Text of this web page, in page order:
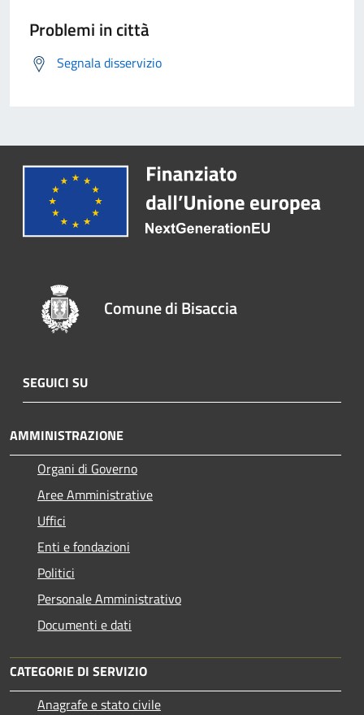
Problemi in città
Segnala disservizio
Comune di Bisaccia
SEGUICI SU
AMMINISTRAZIONE
Organi di Governo
Aree Amministrative
Uffici
Enti e fondazioni
Politici
Personale Amministrativo
Documenti e dati
CATEGORIE DI SERVIZIO
Anagrafe e stato civile